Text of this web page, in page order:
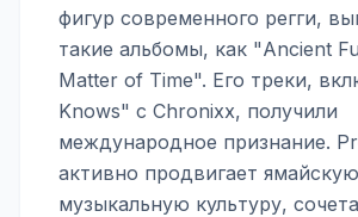
фигур современного регги,
такие альбомы, как "Ancient
Matter of Time". Его треки,
Knows" с Chronixx, получили
международное признание.
активно продвигает ямайскую
музыкальную культуру,